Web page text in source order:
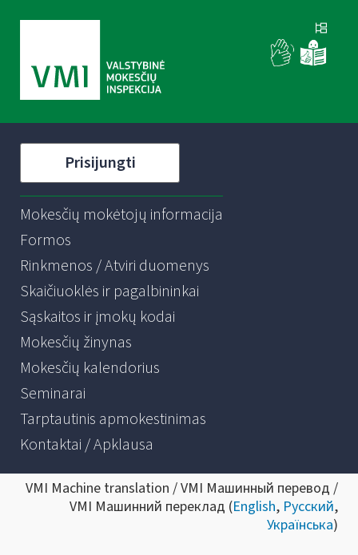
Prisijungti
Mokesčių mokėtojų informacija
Formos
Rinkmenos / Atviri duomenys
Skaičiuoklės ir pagalbininkai
Sąskaitos ir įmokų kodai
Mokesčių žinynas
Mokesčių kalendorius
Seminarai
Tarptautinis apmokestinimas
Kontaktai / Apklausa
VMI Machine translation / VMI Машинный перевод /
VMI Машинний переклад (English, Русский,
Українська)